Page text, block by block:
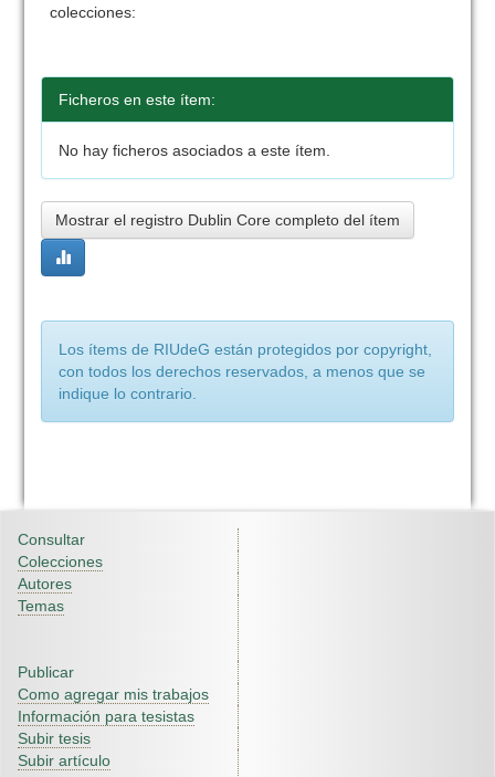
colecciones:
Ficheros en este ítem:
No hay ficheros asociados a este ítem.
Mostrar el registro Dublin Core completo del ítem
Los ítems de RIUdeG están protegidos por copyright,
con todos los derechos reservados, a menos que se
indique lo contrario.
Consultar
Colecciones
Autores
Temas
Publicar
Como agregar mis trabajos
Información para tesistas
Subir tesis
Subir artículo